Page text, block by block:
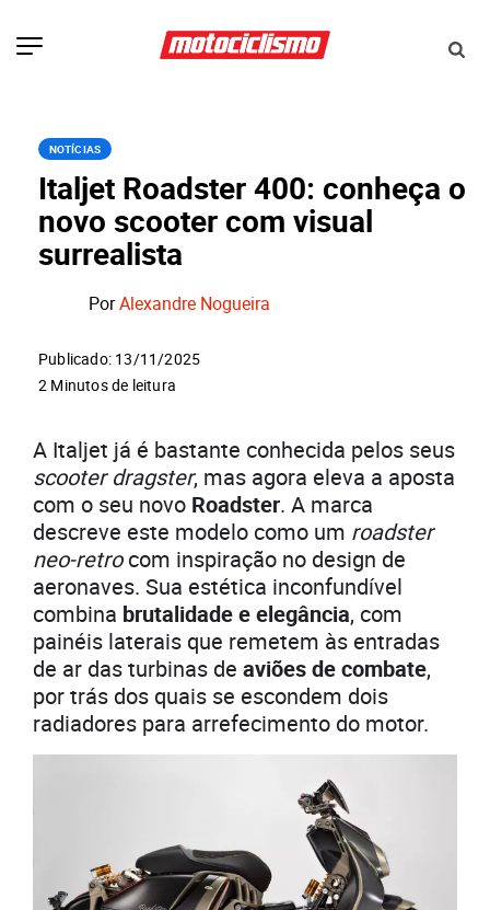
NOTÍCIAS
Italjet Roadster 400: conheça o
novo scooter com visual
surrealista
PorAlexandre Nogueira
Publicado: 13/11/2025
2 Minutos de leitura
A Italjet já é bastante conhecida pelos seus
scooter dragster, mas agora eleva a aposta
com o seu novo Roadster. A marca
descreve este modelo como um roadster
neo-retrocom inspiração no design de
aeronaves. Sua estética inconfundível
combina brutalidade e elegância, com
painéis laterais que remetem às entradas
de ar das turbinas de aviões de combate,
por trás dos quais se escondem dois
radiadores para arrefecimento do motor.